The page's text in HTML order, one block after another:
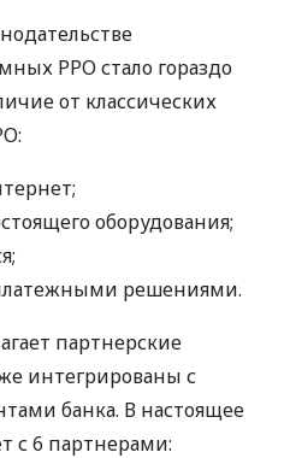
РРО стало гораздо
от классических
оборудования;
решениями.
партнерские
интегрированы с
банка. В настоящее
с 6 партнерами: